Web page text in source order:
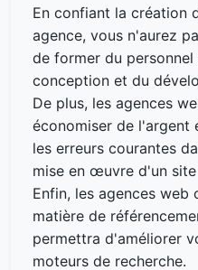
En confiant la création
agence, vous n'aurez
de former du
conception et du
De plus, les agences
économiser de l'argent
les erreurs courantes
mise en œuvre d'un
Enfin, les agences web
matière de
permettra d'améliorer
moteurs de recherche.